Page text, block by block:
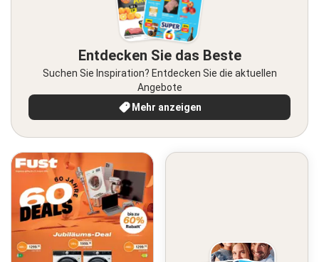
Entdecken Sie das Beste
Suchen Sie Inspiration? Entdecken Sie die aktuellen
Angebote
Mehr anzeigen